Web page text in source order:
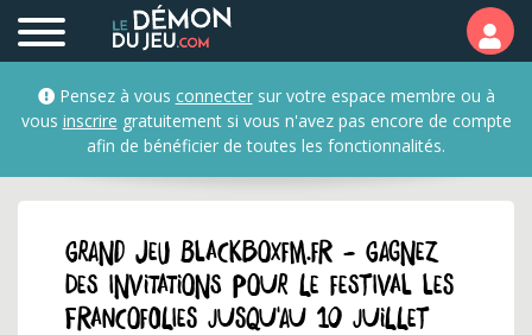
Pensez à vous connectersur votre espace membre ou à
vous inscrire gratuitement si vous n'avez pas encore de compte
afin de bénéficier de toutes les fonctionnalités.
GRAND JEU blackboxfm.fr - Gagnez
des invitations pour le festival Les
Francofolies jusqu'au 10 juillet